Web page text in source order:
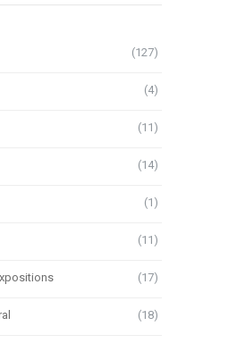
(127)
(4)
(11)
(14)
(1)
(11)
(17)
(18)